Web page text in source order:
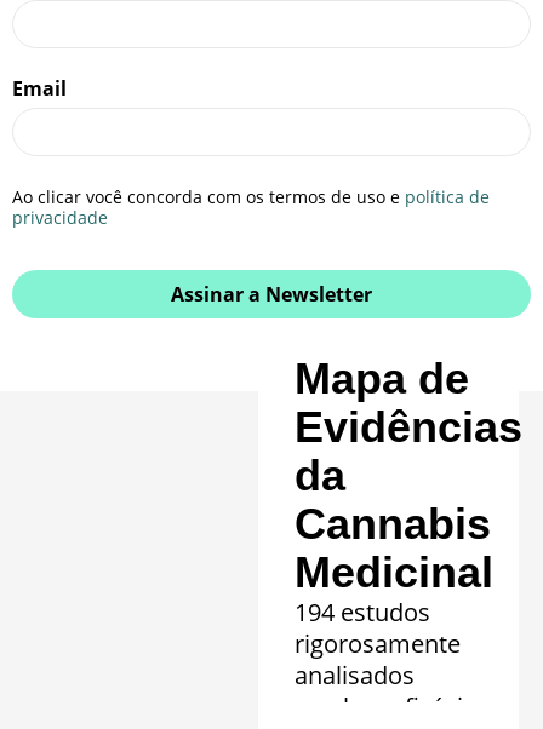
Email
Ao clicar você concorda com os termos de uso e política de
privacidade
Assinar a Newsletter
Mapa de
Evidências
da
Cannabis
Medicinal
194 estudos
rigorosamente
analisados
revelam eficácia